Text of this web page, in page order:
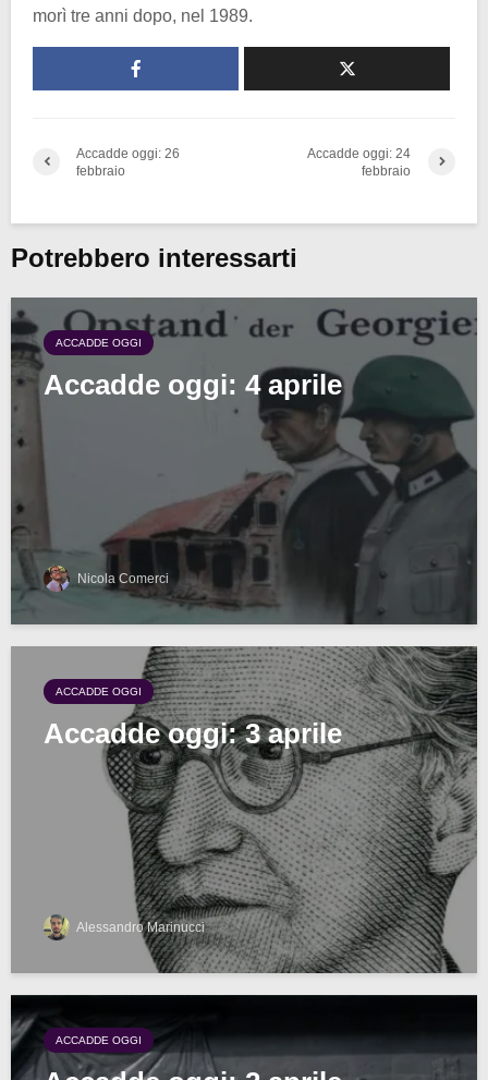
morì tre anni dopo, nel 1989.
Accadde oggi: 26
febbraio
Accadde oggi: 24
febbraio
Potrebbero interessarti
ACCADDE OGGI
Accadde oggi: 4 aprile
Nicola Comerci
ACCADDE OGGI
Accadde oggi: 3 aprile
Alessandro Marinucci
ACCADDE OGGI